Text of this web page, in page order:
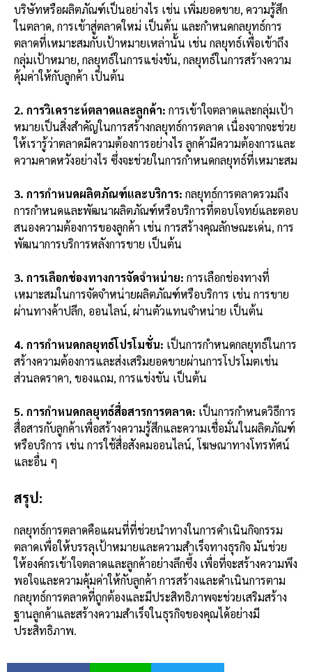
บริษัทหรือผลิตภัณฑ์เป็นอย่างไร เช่น เพิ่มยอดขาย, ความรู้สึก
ในตลาด, การเข้าสู่ตลาดใหม่ เป็นต้น และกำหนดกลยุทธ์การ
ตลาดที่เหมาะสมกับเป้าหมายเหล่านั้น เช่น กลยุทธ์เพื่อเข้าถึง
กลุ่มเป้าหมาย, กลยุทธ์ในการแข่งขัน, กลยุทธ์ในการสร้างความ
คุ้มค่าให้กับลูกค้า เป็นต้น
2. การวิเคราะห์ตลาดและลูกค้า: การเข้าใจตลาดและกลุ่มเป้า
หมายเป็นสิ่งสำคัญในการสร้างกลยุทธ์การตลาด เนื่องจากจะช่วย
ให้เรารู้ว่าตลาดมีความต้องการอย่างไร ลูกค้ามีความต้องการและ
ความคาดหวังอย่างไร ซึ่งจะช่วยในการกำหนดกลยุทธ์ที่เหมาะสม
3. การกำหนดผลิตภัณฑ์และบริการ: กลยุทธ์การตลาดรวมถึง
การกำหนดและพัฒนาผลิตภัณฑ์หรือบริการที่ตอบโจทย์และตอบ
สนองความต้องการของลูกค้า เช่น การสร้างคุณลักษณะเด่น, การ
พัฒนาการบริการหลังการขาย เป็นต้น
3. การเลือกช่องทางการจัดจำหน่าย: การเลือกช่องทางที่
เหมาะสมในการจัดจำหน่ายผลิตภัณฑ์หรือบริการ เช่น การขาย
ผ่านทางค้าปลีก, ออนไลน์, ผ่านตัวแทนจำหน่าย เป็นต้น
4. การกำหนดกลยุทธ์โปรโมชั่น: เป็นการกำหนดกลยุทธ์ในการ
สร้างความต้องการและส่งเสริมยอดขายผ่านการโปรโมตเช่น
ส่วนลดราคา, ของแถม, การแข่งขัน เป็นต้น
5. การกำหนดกลยุทธ์สื่อสารการตลาด: เป็นการกำหนดวิธีการ
สื่อสารกับลูกค้าเพื่อสร้างความรู้สึกและความเชื่อมั่นในผลิตภัณฑ์
หรือบริการ เช่น การใช้สื่อสังคมออนไลน์, โฆษณาทางโทรทัศน์
และอื่น ๆ
สรุป:
กลยุทธ์การตลาดคือแผนที่ที่ช่วยนำทางในการดำเนินกิจกรรม
ตลาดเพื่อให้บรรลุเป้าหมายและความสำเร็จทางธุรกิจ มันช่วย
ให้องค์กรเข้าใจตลาดและลูกค้าอย่างลึกซึ้ง เพื่อที่จะสร้างความพึง
พอใจและความคุ้มค่าให้กับลูกค้า การสร้างและดำเนินการตาม
กลยุทธ์การตลาดที่ถูกต้องและมีประสิทธิภาพจะช่วยเสริมสร้าง
ฐานลูกค้าและสร้างความสำเร็จในธุรกิจของคุณได้อย่างมี
ประสิทธิภาพ.